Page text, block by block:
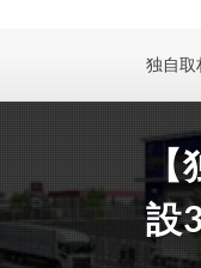
独自取
設